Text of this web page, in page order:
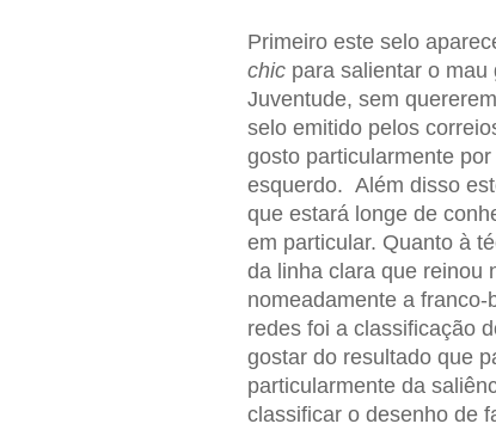
Primeiro este selo
chicpara salientar o mau
Juventude, sem
selo emitido pelos
gosto particularmente
esquerdo. Além disso
que estará longe de
em particular. Quanto à
da linha clara que reinou
nomeadamente a
redes foi a classificação
gostar do resultado que
particularmente da
classificar o desenho de